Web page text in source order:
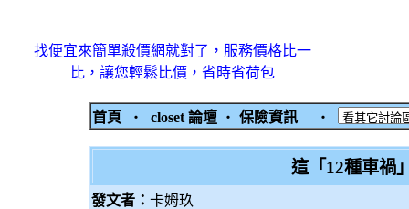
找便宜來簡單殺價網就對了，服務價格比一
比，讓您輕鬆比價，省時省荷包
首頁 ‧ closet 論壇 ‧ 保險資訊 ‧
這「12種車禍
發文者： 卡姆玖